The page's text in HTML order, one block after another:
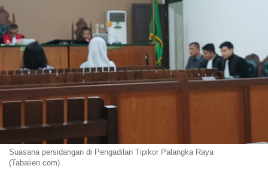
Suasana persidangan di Pengadilan Tipikor Palangka Raya
(Tabalien.com)